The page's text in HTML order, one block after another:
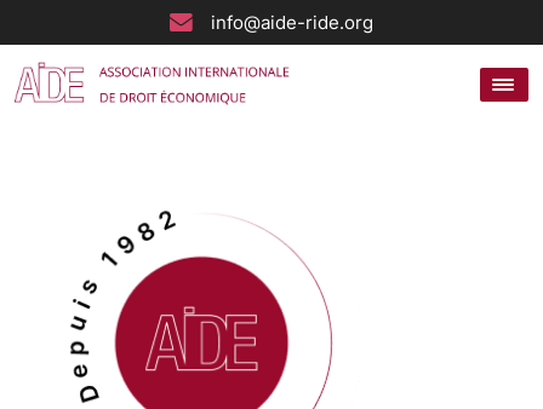
info@aide-ride.org